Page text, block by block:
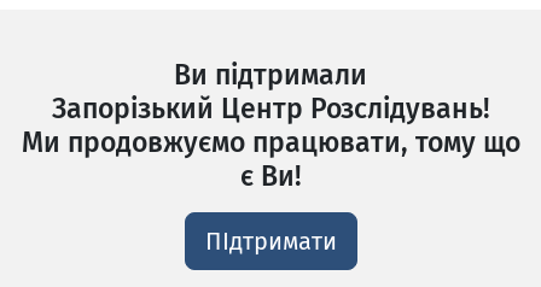
Ви підтримали
Запорізький Центр Розслідувань!
Ми продовжуємо працювати, тому що
є Ви!
ПІдтримати